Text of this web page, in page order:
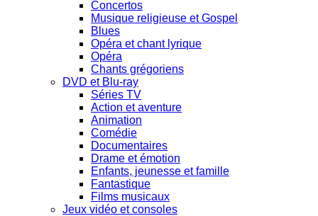
Concertos
Musique religieuse et Gospel
Blues
Opéra et chant lyrique
Opéra
Chants grégoriens
DVD et Blu-ray
Séries TV
Action et aventure
Animation
Comédie
Documentaires
Drame et émotion
Enfants, jeunesse et famille
Fantastique
Films musicaux
Jeux vidéo et consoles